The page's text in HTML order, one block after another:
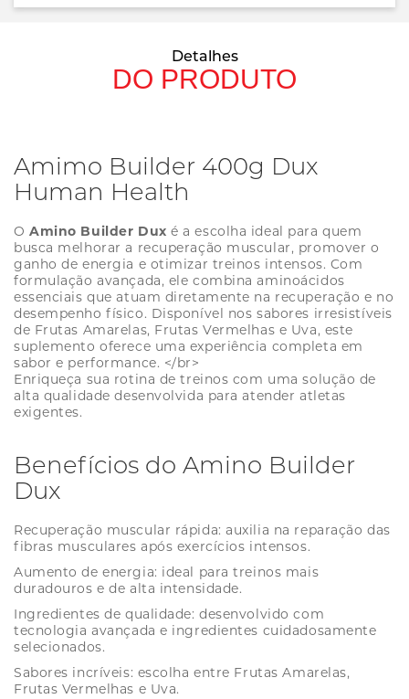
Detalhes
DO PRODUTO
Amimo Builder 400g Dux
Human Health
OAmino Builder Dux é a escolha ideal para quem
busca melhorar a recuperação muscular, promover o
ganho de energia e otimizar treinos intensos. Com
formulação avançada, ele combina aminoácidos
essenciais que atuam diretamente na recuperação e no
desempenho físico. Disponível nos sabores irresistíveis
de Frutas Amarelas, Frutas Vermelhas e Uva, este
suplemento oferece uma experiência completa em
sabor e performance. </br>
Enriqueça sua rotina de treinos com uma solução de
alta qualidade desenvolvida para atender atletas
exigentes.
Benefícios do Amino Builder
Dux
Recuperação muscular rápida: auxilia na reparação das
fibras musculares após exercícios intensos.
Aumento de energia: ideal para treinos mais
duradouros e de alta intensidade.
Ingredientes de qualidade: desenvolvido com
tecnologia avançada e ingredientes cuidadosamente
selecionados.
Sabores incríveis: escolha entre Frutas Amarelas,
Frutas Vermelhas e Uva.